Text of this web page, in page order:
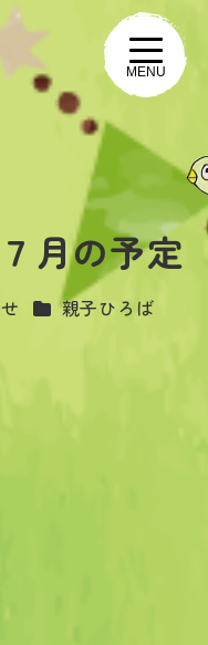
MENU
月の予定
カテゴリー
親子ひろば